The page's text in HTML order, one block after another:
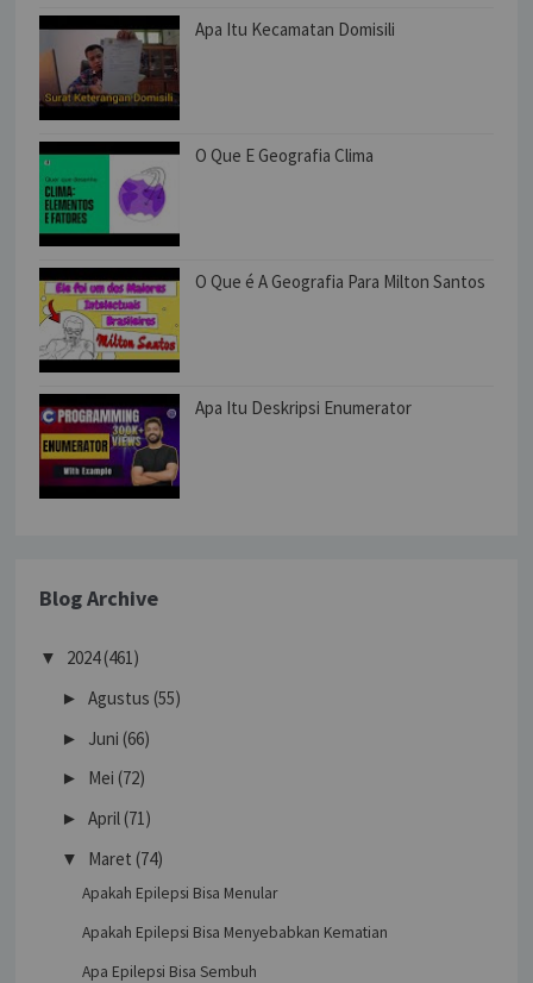
Apa Itu Kecamatan Domisili
O Que E Geografia Clima
O Que é A Geografia Para Milton Santos
Apa Itu Deskripsi Enumerator
Blog Archive
▼ 2024(461)
►Agustus (55)
► Juni (66)
► Mei (72)
►April (71)
▼ Maret (74)
Apakah Epilepsi Bisa Menular
Apakah Epilepsi Bisa Menyebabkan Kematian
Apa Epilepsi Bisa Sembuh